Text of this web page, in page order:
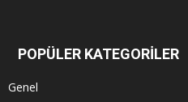
POPÜLER KATEGORİLER
Genel